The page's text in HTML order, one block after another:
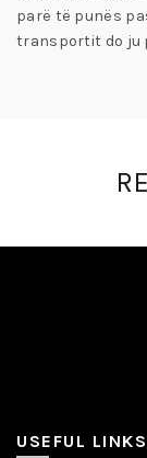
parë të punës
transportit do ju
USEFUL LINKS